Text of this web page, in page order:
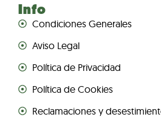
Info
Condiciones Generales
Aviso Legal
Política de Privacidad
Política de Cookies
Reclamaciones y